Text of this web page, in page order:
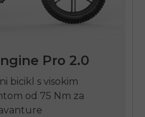
Pro 2.0
bicikl s visokim
od 75 Nm za